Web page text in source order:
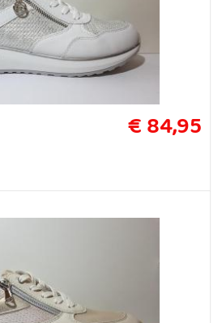
€ 84,95